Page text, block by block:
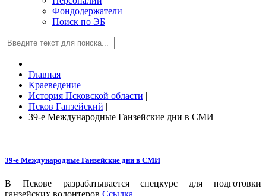
Фондодержатели
Поиск по ЭБ
Главная |
Краеведение |
История Псковской области |
Псков Ганзейский |
39-е Международные Ганзейские дни в СМИ
39-е Международные Ганзейские дни в СМИ
В Пскове разрабатывается спецкурс для подготовки